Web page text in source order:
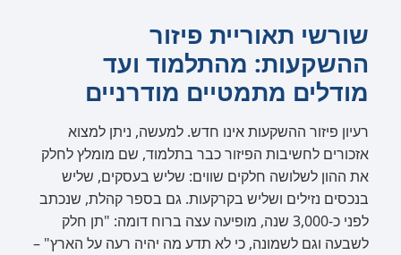
שורשי תאוריית פיזור
ההשקעות: מהתלמוד ועד
מודלים מתמטיים מודרניים
רעיון פיזור ההשקעות אינו חדש. למעשה, ניתן למצוא
אזכורים לחשיבות הפיזור כבר בתלמוד, שם מומלץ לחלק
את ההון לשלושה חלקים שווים: שליש בעסקים, שליש
בנכסים נזילים ושליש בקרקעות. גם בספר קהלת, שנכתב
לפני כ-3,000 שנה, מופיעה עצה ברוח דומה: "תן חלק
לשבעה וגם לשמונה, כי לא תדע מה יהיה רעה על הארץ" –